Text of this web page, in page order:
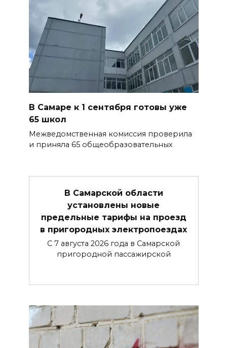
В Самаре к 1 сентября готовы уже
65 школ
Межведомственная комиссия проверила
и приняла 65 общеобразовательных
В Самарской области
установлены новые
предельные тарифы на проезд
в пригородных электропоездах
С 7 августа 2026 года в Самарской
пригородной пассажирской